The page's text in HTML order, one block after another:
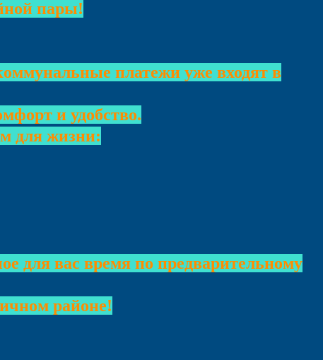
пары!
платежи уже входят в
и удобство.
для жизни:
для вас время по предварительному
районе!